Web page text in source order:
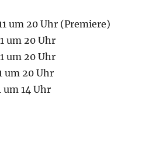
um 20 Uhr (Premiere)
um 20 Uhr
um 20 Uhr
um 20 Uhr
um 14 Uhr